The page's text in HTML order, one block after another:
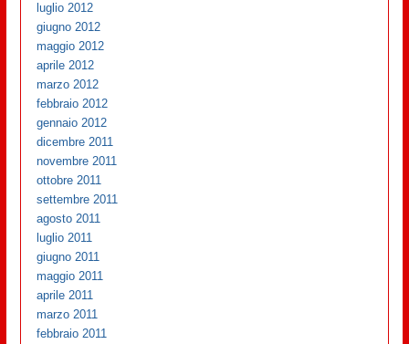
luglio 2012
giugno 2012
maggio 2012
aprile 2012
marzo 2012
febbraio 2012
gennaio 2012
dicembre 2011
novembre 2011
ottobre 2011
settembre 2011
agosto 2011
luglio 2011
giugno 2011
maggio 2011
aprile 2011
marzo 2011
febbraio 2011